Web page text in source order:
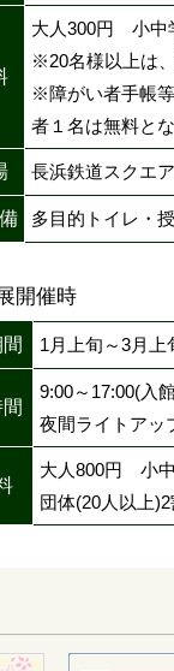
大人300円 小中
※20名様以上は
※障がい者手帳
者１名は無料とな
長浜鉄道スクエ
多目的トイレ・
開催時
1月上旬～3月上
9:00～17:00(入
夜間ライトアッ
大人800円 小
団体(20人以上